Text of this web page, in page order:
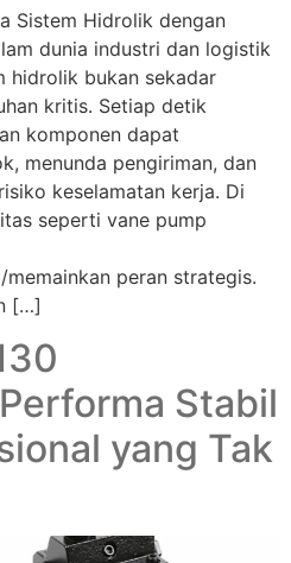
Sistem Hidrolik dengan
dunia industri dan logistik
hidrolik bukan sekadar
kritis. Setiap detik
komponen dapat
menunda pengiriman, dan
keselamatan kerja. Di
seperti vane pump
peran strategis.
[…]
Stabil
yang Tak